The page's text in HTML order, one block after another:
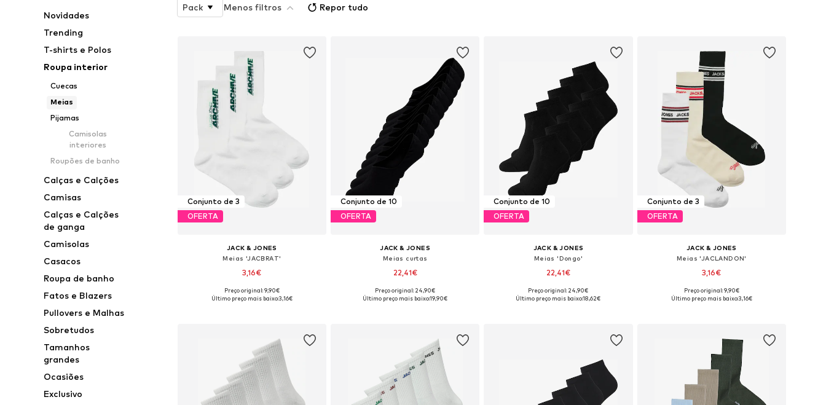
Novidades
Trending
T-shirts e Polos
Roupa interior
Cuecas
Meias
Pijamas
Camisolas
interiores
Roupões de banho
Calças e Calções
Camisas
Calças e Calções
de ganga
Camisolas
Casacos
Roupa de banho
Fatos e Blazers
Pullovers e Malhas
Sobretudos
Tamanhos
grandes
Ocasiões
Exclusivo
Pack
Menos filtros Repor tudo
Conjunto de 3
OFERTA
JACK & JONES
Meias 'JACBRAT'
3,16€
Tamanhos disponíveis: 41-46
Preço original: 9,90€
Último preço mais baixo:3,16€
Conjunto de 10
OFERTA
JACK & JONES
Meias curtas
22,41€
Tamanhos disponíveis: 41-46
Preço original: 24,90€
Último preço mais baixo:19,90€
Conjunto de 10
OFERTA
JACK & JONES
Meias 'Dongo'
22,41€
Tamanhos disponíveis: 41-46
Preço original: 24,90€
Último preço mais baixo:18,62€
Conjunto de 3
OFERTA
JACK & JONES
Meias 'JACLANDON'
3,16€
Tamanhos disponíveis: 41-46
Preço original: 9,90€
Último preço mais baixo:3,16€